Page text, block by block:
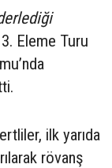
Eleme Turu
ilk yarıda
rövanş